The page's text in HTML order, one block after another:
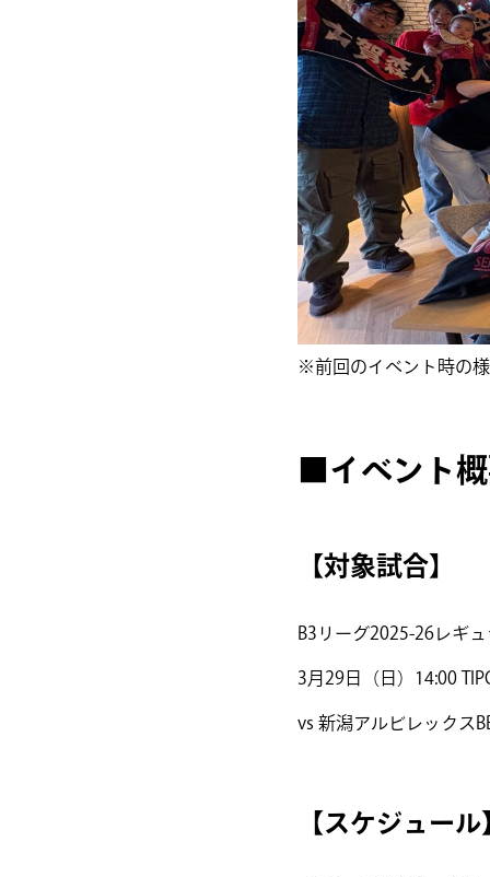
※前回のイベント時の
■イベント
【対象試合】
B3リーグ2025-26レギ
3月29日（日）14:00
vs 新潟アルビレックス
【スケジュール